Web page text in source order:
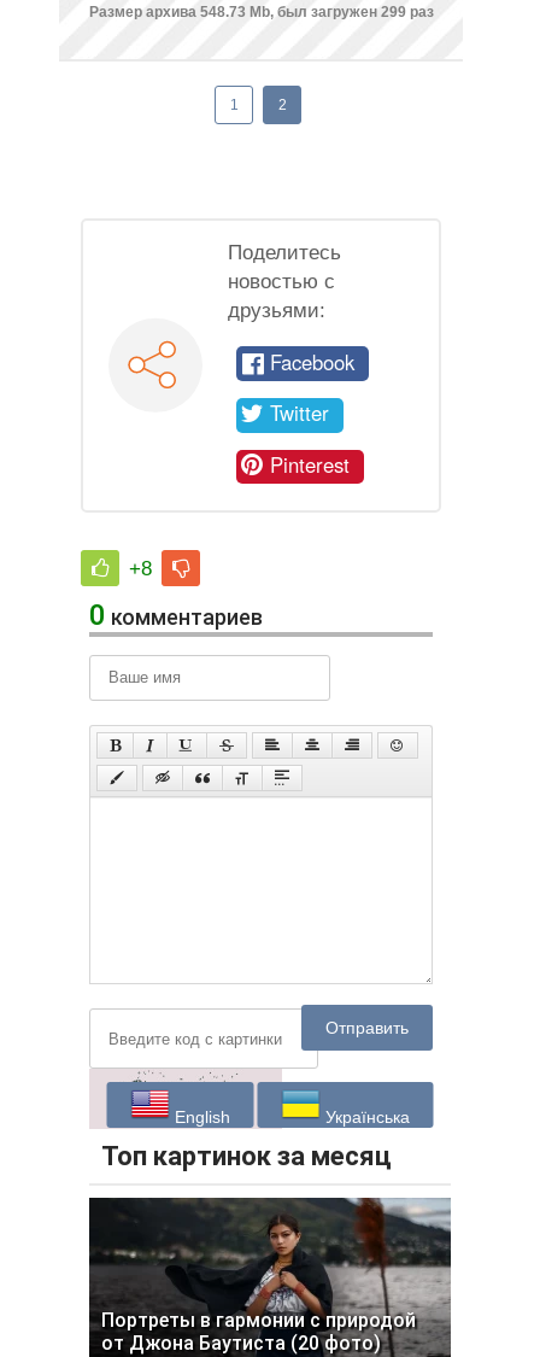
Размер архива 548.73 Mb, был загружен 299 раз
1 2
Поделитесь
новостью с
друзьями:
Facebook
Twitter
Pinterest
+8
0 комментариев
Отправить
English Українська
Топ картинок за месяц
Портреты в гармонии с природой
от Джона Баутиста (20 фото)